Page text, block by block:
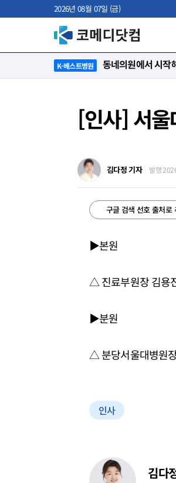
2026년 08월 07일 (금)
K-베스트병원 동네의원에서 시작
[인사] 서울
김다정 기자 발행
구글 검색 선호 출처로
▶본원
△ 진료부원장 김용
▶분원
△ 분당서울대병원
인사
김다